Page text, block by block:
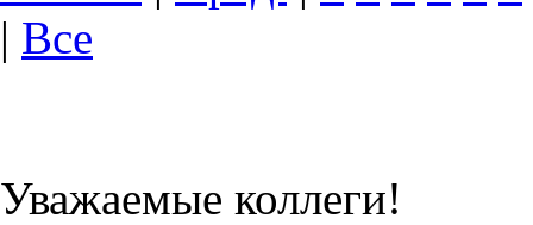
| Все
Уважаемые коллеги!